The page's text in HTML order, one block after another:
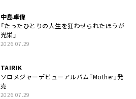
中島卓偉
「たったひとりの人生を狂わせられたほうが
光栄」
2026.07.29
TAIRIK
ソロメジャーデビューアルバム『Mother』発
売
2026.07.29